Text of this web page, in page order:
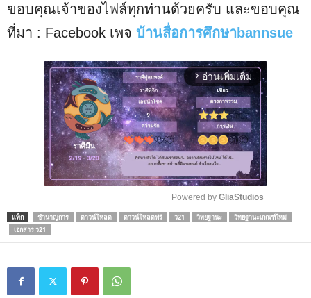
ขอบคุณเจ้าของไฟล์ทุกท่านด้วยครับ และขอบคุณ
ที่มา : Facebook เพจ บ้านสื่อการศึกษาbannsue
arrow_forward_ios อ่านเพิ่มเติม
M
Powered by GliaStudios
แท็ก ชำนาญการ ดาวน์โหลด ดาวน์โหลดฟรี ว21 วิทยฐานะ
วิทยฐานะเกณฑ์ใหม่
เอกสาร ว21